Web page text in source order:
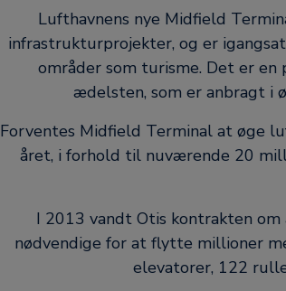
Lufthavnens nye Midfield
infrastrukturprojekter, og er
områder som turisme. Det er en
ædelsten, som er anbragt i
Forventes Midfield Terminal at øge
året, i forhold til nuværende 20
I 2013 vandt Otis kontrakten
nødvendige for at flytte millioner
elevatorer, 122